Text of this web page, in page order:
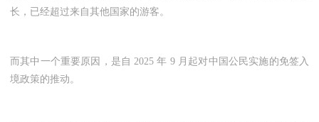
长，已经超过来自其他国家的游客。
而其中一个重要原因，是自 2025年 9 月起对中国公民实施的免签入
境政策的推动。